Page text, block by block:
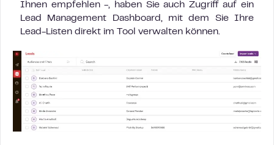
Ihnen empfehlen -, haben Sie auch Zugriff auf ein
Lead Management Dashboard, mit dem Sie Ihre
Lead-Listen direkt im Tool verwalten können.